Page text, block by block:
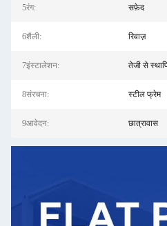
5रंग: सफ़ेद
6शैली: रिवाज़
7इंस्टालेशन: तेजी से
8संरचना: स्टील फ्रेम
9आवेदन: छात्रावास